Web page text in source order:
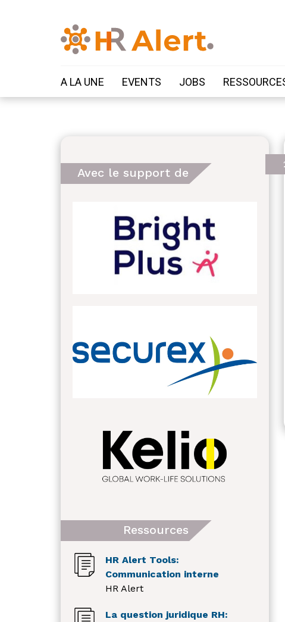
A LA UNE EVENTS JOBS
Avec le support de
Ressources
HR Alert Tools:
Communication interne
HR Alert
La question juridique RH: